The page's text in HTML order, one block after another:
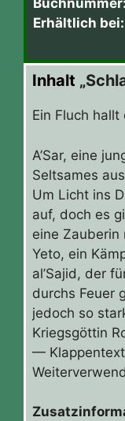
Buchnummer:
Erhältlich bei:
Inhalt
Ein Fluch
A’Sar, eine
Seltsames
Um Licht ins
auf, doch es
eine Zauberin
Yeto, ein
al’Sajid, der
durchs Feuer
jedoch so
Kriegsgöttin
—